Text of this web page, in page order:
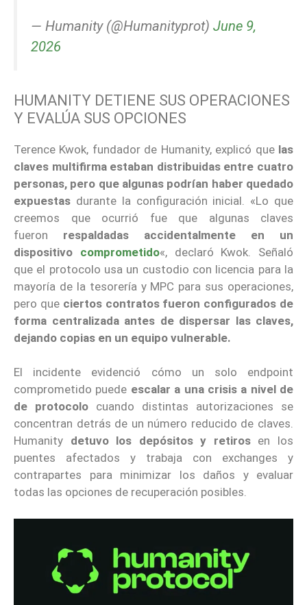
— Humanity (@Humanityprot) June 9,
2026
HUMANITY DETIENE SUS OPERACIONES
Y EVALÚA SUS OPCIONES
Terence Kwok, fundador de Humanity, explicó que las
claves multifirma estaban distribuidas entre cuatro
personas, pero que algunas podrían haber quedado
expuestas durante la configuración inicial. «Lo que
creemos que ocurrió fue que algunas claves
fueron respaldadas accidentalmente en un
dispositivo comprometido«, declaró Kwok. Señaló
que el protocolo usa un custodio con licencia para la
mayoría de la tesorería y MPC para sus operaciones,
pero que ciertos contratos fueron configurados de
forma centralizada antes de dispersar las claves,
dejando copias en un equipo vulnerable.
El incidente evidenció cómo un solo endpoint
comprometido puede escalar a una crisis a nivel de
de protocolo cuando distintas autorizaciones se
concentran detrás de un número reducido de claves.
Humanity detuvo los depósitos y retirosen los
puentes afectados y trabaja con exchanges y
contrapartes para minimizar los daños y evaluar
todas las opciones de recuperación posibles.